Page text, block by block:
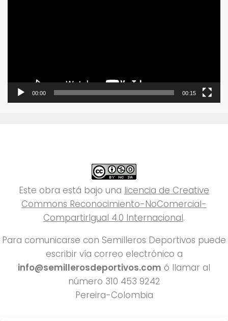
00:00 00:15
Este obra está bajo una licencia de Creative
Commons Reconocimiento-NoComercial-
CompartirIgual 4.0 Internacional.
Para comunicarse con Semilleros Deportivos puede
escribir vía correo electrónico a
info@semillerosdeportivos.com ó llamar al
número 310 453 9242
Pereira-Colombia